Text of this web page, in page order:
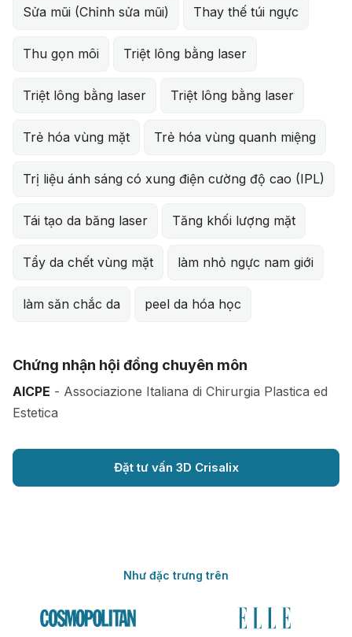
Sửa mũi (Chỉnh sửa mũi) Thay thế túi ngực
Thu gọn môi Triệt lông bằng laser
Triệt lông bằng laser Triệt lông bằng laser
Trẻ hóa vùng mặt Trẻ hóa vùng quanh miệng
Trị liệu ánh sáng có xung điện cường độ cao (IPL)
Tái tạo da băng laser Tăng khối lượng mặt
Tẩy da chết vùng mặt làm nhỏ ngực nam giới
làm săn chắc da peel da hóa học
Chứng nhận hội đồng chuyên môn
AICPE - Associazione Italiana di Chirurgia Plastica ed
Estetica
Đặt tư vấn 3D Crisalix
Như đặc trưng trên